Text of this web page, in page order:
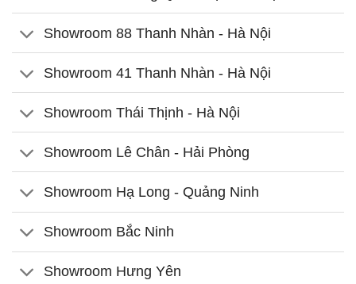
Showroom 88 Thanh Nhàn - Hà Nội
Showroom 41 Thanh Nhàn - Hà Nội
Showroom Thái Thịnh - Hà Nội
Showroom Lê Chân - Hải Phòng
Showroom Hạ Long - Quảng Ninh
Showroom Bắc Ninh
Showroom Hưng Yên